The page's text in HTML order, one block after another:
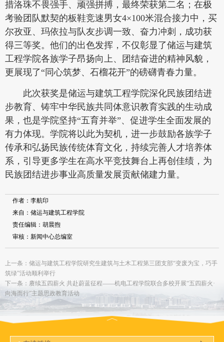
措洛珠不畏强手、顽强拼搏，最终荣获第二名；在极
考验团队默契的板鞋竞速男女4×100米混合接力中，买
尔孜亚、玛依拉与队友步调一致、奋力冲刺，成功获
得三等奖。他们的出色发挥，不仅彰显了储运与建筑
工程学院各族学子昂扬向上、团结奋进的精神风貌，
更展现了“同心筑梦、石榴花开”的磅礴青春力量。
此次获奖是储运与建筑工程学院深化民族团结进
步教育、铸牢中华民族共同体意识教育实践的生动成
果，也是学院坚持“五育并举”、促进学生全面发展的
有力体现。学院将以此为契机，进一步鼓励各族学子
传承和弘扬民族传统体育文化，持续完善人才培养体
系，引导更多学生在高水平竞技舞台上再创佳绩，为
民族团结进步事业高质量发展贡献储建力量。
作者：李航印
来自：储运与建筑工程学院
责任编辑：胡晨煦
审核：新闻中心总编室
上一条：储运与建筑工程学院研究生建筑与土木工程第三团支部“变废为宝，巧手
筑绿”活动顺利举行
下一条：赓续五四薪火 共赴蔚蓝征程——机电工程学院联合多校开展“五四薪火·
向海而行”主题思政教育活动